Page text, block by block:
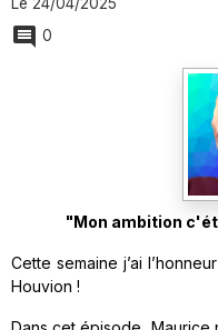
0
"Mon ambition
Cette semaine j’ai
Houvion !